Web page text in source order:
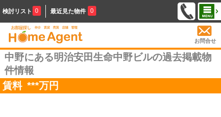
検討リスト 0 最近見た物件 0
お問合せ
中野にある明治安田生命中野ビルの過去掲載物
件情報
賃料 ***万円